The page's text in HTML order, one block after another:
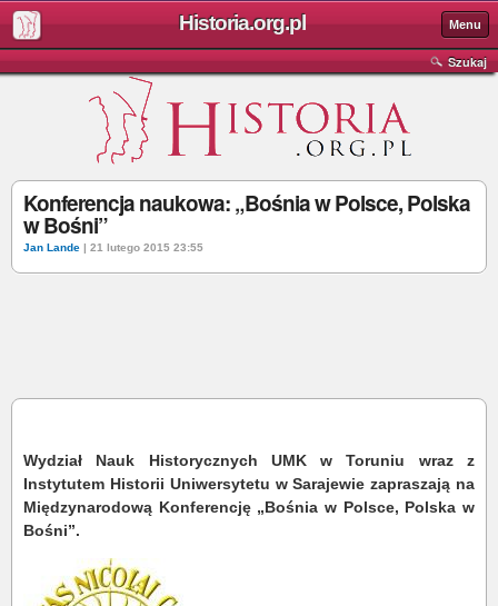
Historia.org.pl Menu
Szukaj
Konferencja naukowa: „Bośnia w Polsce, Polska
w Bośni”
Jan Lande | 21 lutego 2015 23:55
Wydział Nauk Historycznych UMK w Toruniu wraz z
Instytutem Historii Uniwersytetu w Sarajewie zapraszają na
Międzynarodową Konferencję „Bośnia w Polsce, Polska w
Bośni”.